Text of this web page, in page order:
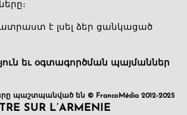
է լսել ձեր ցանկացած
եւ օգտագործման պայմաններ
պաշտպանված են © FrancoMédia 2012-2025
SUR L’ARMENIE